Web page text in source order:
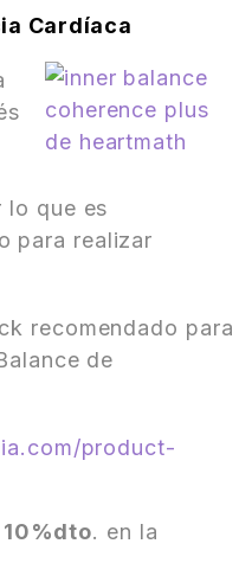
Cardíaca
lo que es
para realizar
recomendado para
de
product-
10%dto. en la